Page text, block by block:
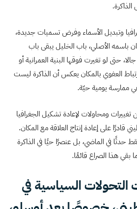
وتبديل الأسماء وفرض تسميات جديدة،
باسمه الأصلي، باب الخليل يبقى باب
حتى لو تغيرت فوقها البنية العمرانية أو
العفوي بالمكان يعكس أن الذاكرة ليست
ممارسة يومية حيّة.
ومحاولات لإعادة تشكيل الجغرافيا
قادرًا على إعادة إنتاج العلاقة مع المكان.
حدثًا في الماضي، بل عنصرًا حيًا في الذاكرة
بقي هذا الصراع قائمًا.
السياسية في